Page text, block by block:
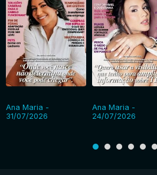
Ana Maria -
31/07/2026
Ana Maria -
24/07/2026